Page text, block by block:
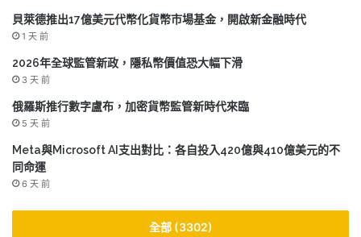
貝萊德推出17億美元代幣化貨幣市場基金，開啟新金融時代
1 天 前
2026年全球監管新政，隱私幣價值恐大幅下滑
3 天 前
俄羅斯推行數字盧布，加密貨幣監管新時代來臨
5 天 前
Meta與Microsoft AI支出對比：各自投入420億與410億美元的不
同命運
6 天 前
全部 (3302)